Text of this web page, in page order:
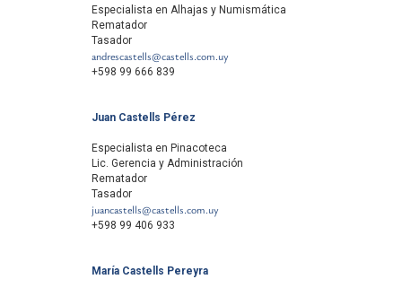
Especialista en Alhajas y Numismática
Rematador
Tasador
andrescastells@castells.com.uy
+598 99 666 839
Juan Castells Pérez
Especialista en Pinacoteca
Lic. Gerencia y Administración
Rematador
Tasador
juancastells@castells.com.uy
+598 99 406 933
María Castells Pereyra